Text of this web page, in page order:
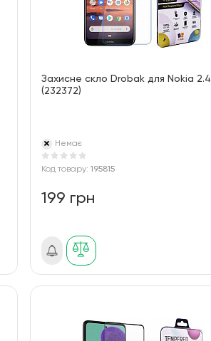
Захисне скло Drobak для Nokia 2.4
(232372)
Немає
Код товару:195815
199 грн